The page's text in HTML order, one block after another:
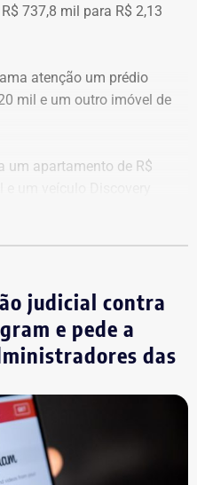
R$
R$
R$
R$
R$
R$
349.332,01
R$
34.433,88
R$
348.094,75
737,8 mil para R$ 2,13
atenção um prédio
mil e um outro imóvel de
um apartamento de R$
R$ 330 mil. Também
mil em aplicações e
judicial contra
e pede a
das